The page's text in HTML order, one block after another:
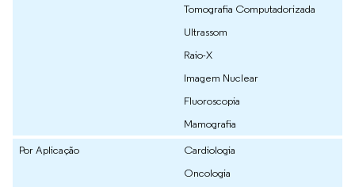
Tomografia Computadorizada
Ultrassom
Raio-X
Imagem Nuclear
Fluoroscopia
Mamografia
Por Aplicação
Cardiologia
Oncologia